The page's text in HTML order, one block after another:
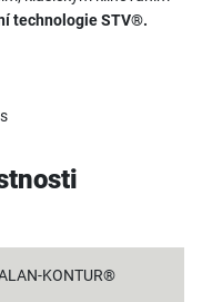
technologie STV®.
KONTUR®